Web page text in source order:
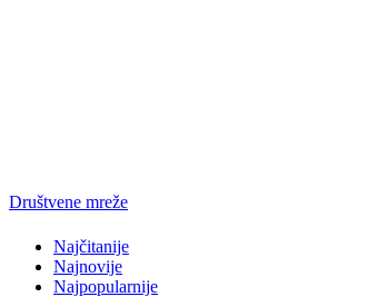
Društvene mreže
Najčitanije
Najnovije
Najpopularnije